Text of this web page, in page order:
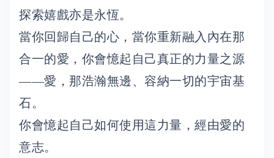
探索嬉戲亦是永恆。
當你回歸自己的心，當你重新融入內在那
合一的愛，你會憶起自己真正的力量之源
——愛，那浩瀚無邊、容納一切的宇宙基
石。
你會憶起自己如何使用這力量，經由愛的
意志。